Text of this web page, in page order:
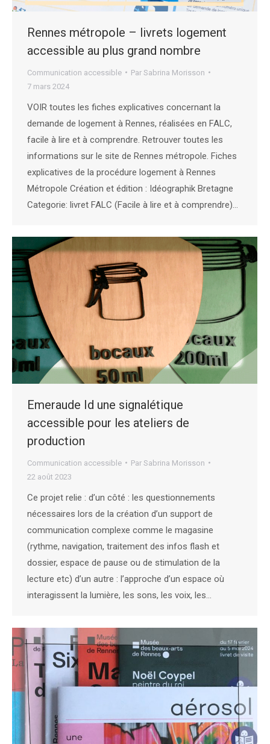
Rennes métropole – livrets logement
accessible au plus grand nombre
Communication accessible Par Sabrina Morisson
7 mars 2024
VOIR toutes les fiches explicatives concernant la
demande de logement à Rennes, réalisées en FALC,
facile à lire et à comprendre. Retrouver toutes les
informations sur le site de Rennes métropole. Fiches
explicatives de la procédure logement à Rennes
Métropole Création et édition : Idéographik Bretagne
Categorie: livret FALC (Facile à lire et à comprendre)…
Emeraude Id une signalétique
accessible pour les ateliers de
production
Communication accessible Par Sabrina Morisson
22 août 2023
Ce projet relie : d’un côté : les questionnements
nécessaires lors de la création d’un support de
communication complexe comme le magasine
(rythme, navigation, traitement des infos flash et
dossier, espace de pause ou de stimulation de la
lecture etc) d’un autre : l’approche d’un espace où
interagissent la lumière, les sons, les voix, les…